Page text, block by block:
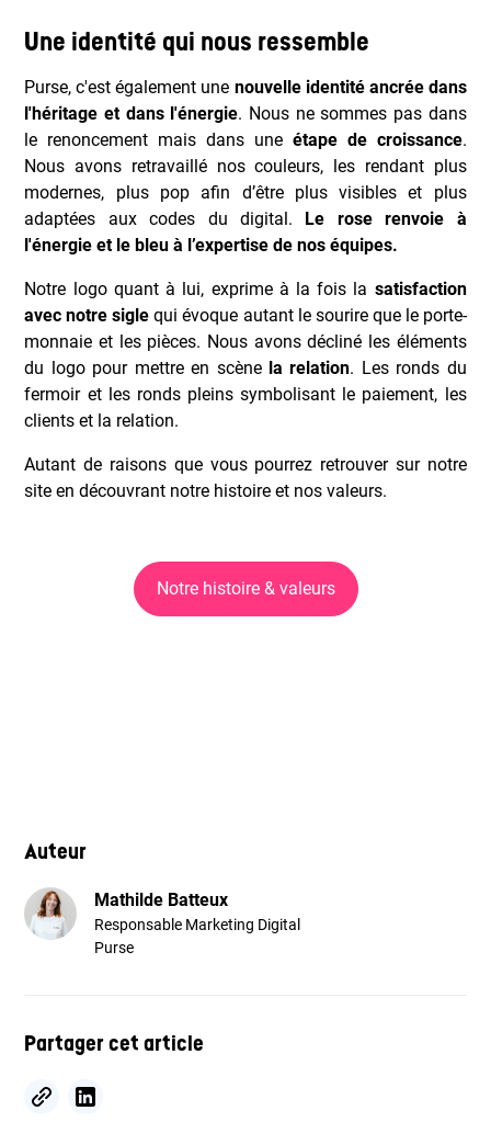
Une identité qui nous ressemble
Purse, c'est également une nouvelle identité ancrée dans
l'héritage et dans l'énergie. Nous ne sommes pas dans
le renoncement mais dans une étape de croissance.
Nous avons retravaillé nos couleurs, les rendant plus
modernes, plus pop afin d’être plus visibles et plus
adaptées aux codes du digital. Le rose renvoie à
l'énergie et le bleu à l’expertise de nos équipes.
Notre logo quant à lui, exprime à la fois la satisfaction
avec notre sigle qui évoque autant le sourire que le porte-
monnaie et les pièces. Nous avons décliné les éléments
du logo pour mettre en scène la relation. Les ronds du
fermoir et les ronds pleins symbolisant le paiement, les
clients et la relation.
Autant de raisons que vous pourrez retrouver sur notre
site en découvrant notre histoire et nos valeurs.
Notre histoire & valeurs
Auteur
Mathilde Batteux
Responsable Marketing Digital
Purse
Partager cet article